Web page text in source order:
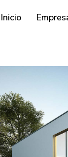
Inicio